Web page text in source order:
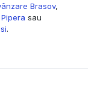
Brasov,
sau
.